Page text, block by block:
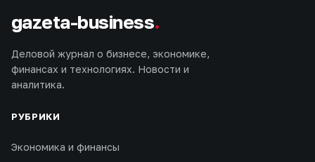
gazeta-business.
Деловой журнал о бизнесе, экономике,
финансах и технологиях. Новости и
аналитика.
РУБРИКИ
Экономика и финансы